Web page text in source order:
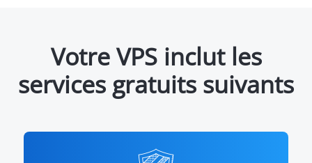
Votre VPS inclut les
services gratuits suivants